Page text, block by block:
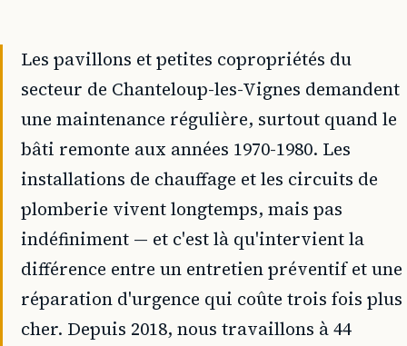
Les pavillons et petites copropriétés du
secteur de Chanteloup-les-Vignes demandent
une maintenance régulière, surtout quand le
bâti remonte aux années 1970-1980. Les
installations de chauffage et les circuits de
plomberie vivent longtemps, mais pas
indéfiniment — et c'est là qu'intervient la
différence entre un entretien préventif et une
réparation d'urgence qui coûte trois fois plus
cher. Depuis 2018, nous travaillons à 44